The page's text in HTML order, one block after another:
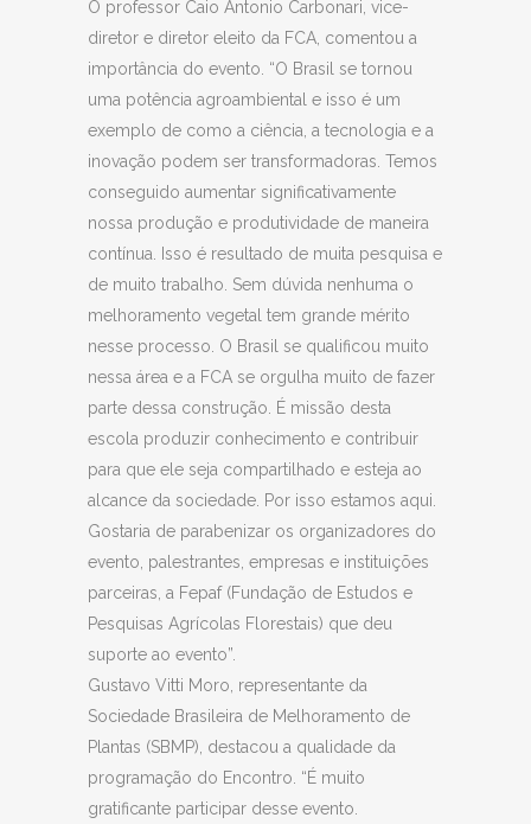
O professor Caio Antonio Carbonari, vice-
diretor e diretor eleito da FCA, comentou a
importância do evento. “O Brasil se tornou
uma potência agroambiental e isso é um
exemplo de como a ciência, a tecnologia e a
inovação podem ser transformadoras. Temos
conseguido aumentar significativamente
nossa produção e produtividade de maneira
contínua. Isso é resultado de muita pesquisa e
de muito trabalho. Sem dúvida nenhuma o
melhoramento vegetal tem grande mérito
nesse processo. O Brasil se qualificou muito
nessa área e a FCA se orgulha muito de fazer
parte dessa construção. É missão desta
escola produzir conhecimento e contribuir
para que ele seja compartilhado e esteja ao
alcance da sociedade. Por isso estamos aqui.
Gostaria de parabenizar os organizadores do
evento, palestrantes, empresas e instituições
parceiras, a Fepaf (Fundação de Estudos e
Pesquisas Agrícolas Florestais) que deu
suporte ao evento”.
Gustavo Vitti Moro, representante da
Sociedade Brasileira de Melhoramento de
Plantas (SBMP), destacou a qualidade da
programação do Encontro. “É muito
gratificante participar desse evento.